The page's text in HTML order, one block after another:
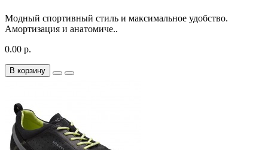
Модный спортивный стиль и максимальное удобство.
Амортизация и анатомиче..
0.00 р.
В корзину